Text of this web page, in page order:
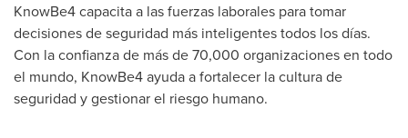
KnowBe4 capacita a las fuerzas laborales para tomar
decisiones de seguridad más inteligentes todos los días.
Con la confianza de más de 70,000 organizaciones en todo
el mundo, KnowBe4 ayuda a fortalecer la cultura de
seguridad y gestionar el riesgo humano.